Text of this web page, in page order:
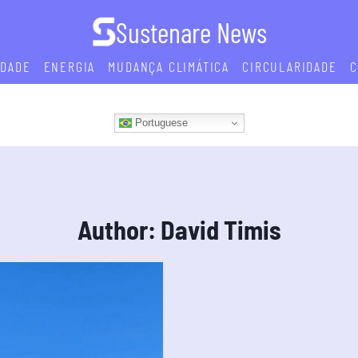
Sustenare News
ENERGIA MUDANÇA CLIMÁTICA CIRCULARIDADE
Portuguese
Author: David Timis